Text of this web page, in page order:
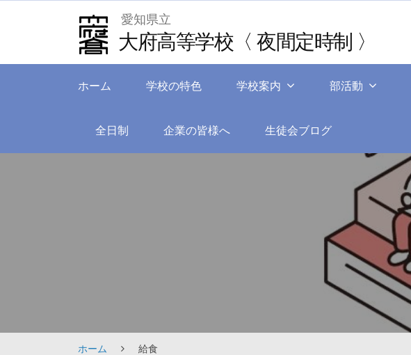
愛知県立
大府高等学校〈 夜間定時制 〉
ホーム 学校の特色 学校案内 部活動
全日制 企業の皆様へ 生徒会ブログ
ホーム 給食